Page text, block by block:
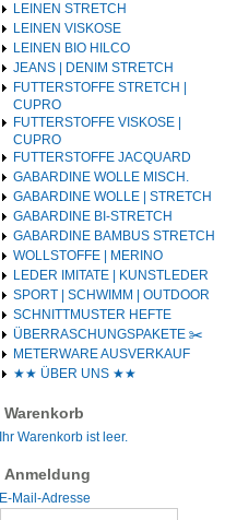
LEINEN STRETCH
LEINEN VISKOSE
LEINEN BIO HILCO
JEANS | DENIM STRETCH
FUTTERSTOFFE STRETCH |
CUPRO
FUTTERSTOFFE VISKOSE |
CUPRO
FUTTERSTOFFE JACQUARD
GABARDINE WOLLE MISCH.
GABARDINE WOLLE | STRETCH
GABARDINE BI-STRETCH
GABARDINE BAMBUS STRETCH
WOLLSTOFFE | MERINO
LEDER IMITATE | KUNSTLEDER
SPORT | SCHWIMM | OUTDOOR
SCHNITTMUSTER HEFTE
ÜBERRASCHUNGSPAKETE ✂️️
METERWARE AUSVERKAUF
★★ ÜBER UNS ★★
Warenkorb
Ihr Warenkorb ist leer.
Anmeldung
E-Mail-Adresse